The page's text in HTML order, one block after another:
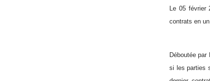
Le 05 février
contrats en
Déboutée
si les parties